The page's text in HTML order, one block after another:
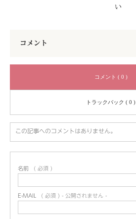
い
コメント
コメント ( 0 )
トラックバック ( 0 )
この記事へのコメントはありません。
名前 ( 必須 )
E-MAIL ( 必須 ) - 公開されません -